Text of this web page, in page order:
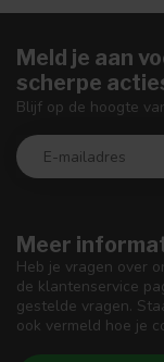
Meer
Heb je vragen over
de klantenservice
gestelde vragen.
ook vermeld hoe je
Meld je aan
scherpe
Blijf op de hoogte